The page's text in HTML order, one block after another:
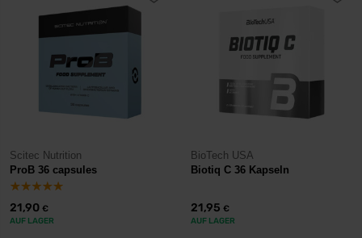
Scitec Nutrition
ProB 36 capsules
21,90 €
AUF LAGER
BioTech USA
Biotiq C 36 Kapseln
21,95 €
AUF LAGER